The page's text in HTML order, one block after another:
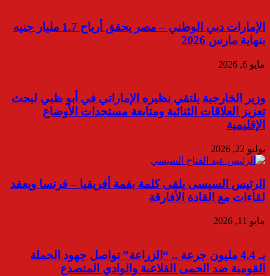
الإمارات دبي الوطني – مصر يحقق أرباح 1.7 مليار جنيه
بنهاية مارس 2026
مايو 6, 2026
وزير الخارجية يلتقي نظيره الإماراتي في أبو ظبي لبحث
تعزيز العلاقات الثنائية ومتابعة مستجدات الأوضاع
الإقليمية
يوليو 22, 2026
الرئيس السيسى يلقى كلمة بقمة أفريقيا – فرنسا ويعقد
لقاءات مع القادة الأفارقة
مايو 11, 2026
بـ 4.4 مليون جرعة .. “الزراعة” تواصل جهود الحملة
القومية ضد الحمى القلاعية والوادي المتصدع